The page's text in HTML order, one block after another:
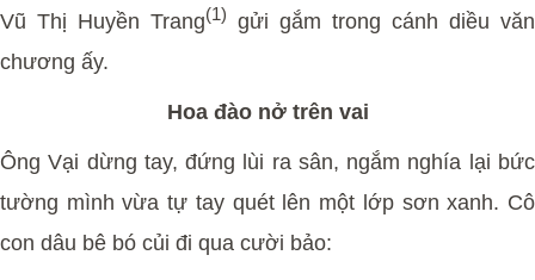
Vũ Thị Huyền Trang(1) gửi gắm trong cánh diều văn
chương ấy.
Hoa đào nở trên vai
Ông Vại dừng tay, đứng lùi ra sân, ngắm nghía lại bức
tường mình vừa tự tay quét lên một lớp sơn xanh. Cô
con dâu bê bó củi đi qua cười bảo: